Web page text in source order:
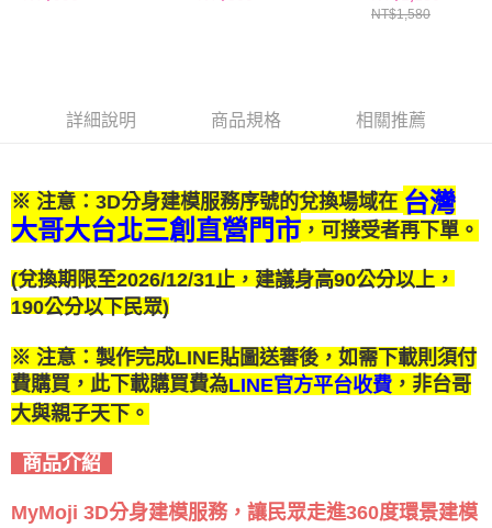
NT$1,580
詳細說明 商品規格 相關推薦
※ 注意：3D分身建模服務序號的兌換場域在 台灣
大哥大台北三創直營門市 ，可接受者再下單。
(兌換期限至2026/12/31止， 建議身高90公分以上，
190公分以下民眾)
※ 注意： 製作完成LINE貼圖送審後，如需下載則須付
費購買，此下載購買費為LINE官方平台收費 ，非台哥
大與親子天下。
商品介紹
MyMoji 3D分身建模服務，讓民眾走進360度環景建模